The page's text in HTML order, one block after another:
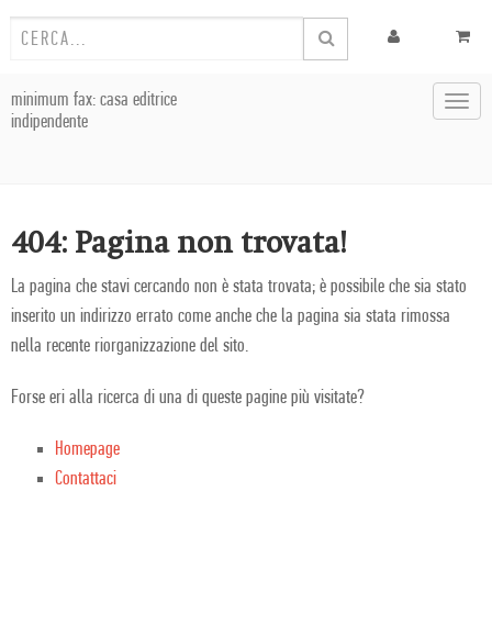
minimum fax: casa editrice
indipendente
404: Pagina non trovata!
La pagina che stavi cercando non è stata trovata; è possibile che sia stato
inserito un indirizzo errato come anche che la pagina sia stata rimossa
nella recente riorganizzazione del sito.
Forse eri alla ricerca di una di queste pagine più visitate?
Homepage
Contattaci